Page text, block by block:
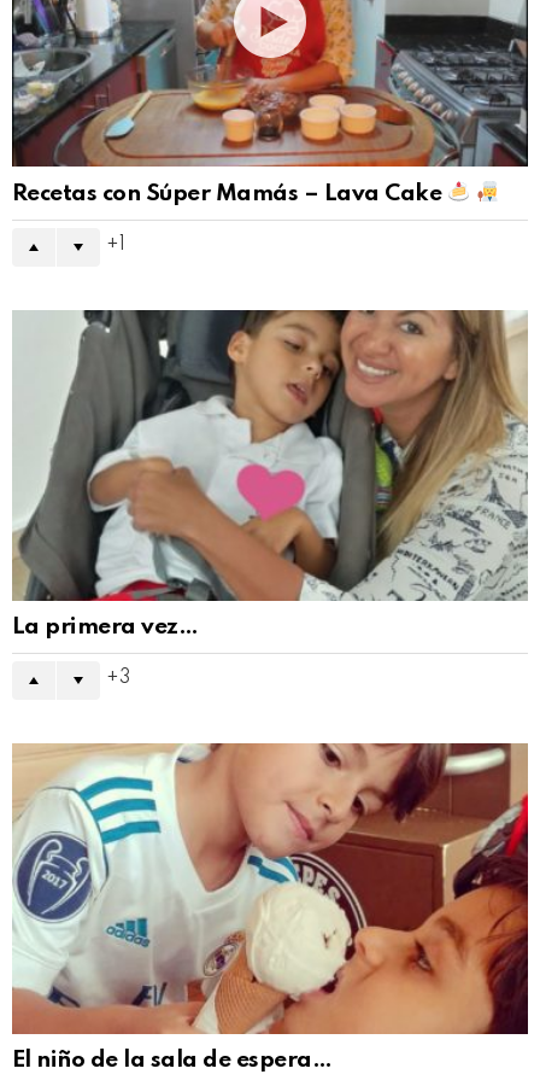
Recetas con Súper Mamás – Lava Cake
La primera vez…
3
El niño de la sala de espera…